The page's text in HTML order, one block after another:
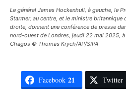
Le général James Hockenhull, à gauche, le
Starmer, au centre, et le ministre britannique
droite, donnent une conférence de presse
nord-ouest de Londres, jeudi 22 mai 2025, à
Chagos © Thomas Krych/AP/SIPA
Facebook 21 Twitter